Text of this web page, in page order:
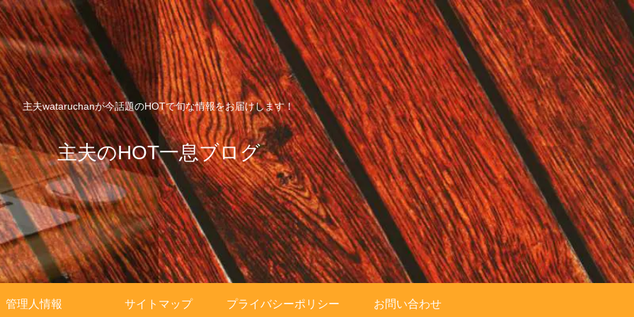
主夫wataruchanが今話題のHOTで旬な情報をお届けします！
主夫のHOT一息ブログ
管理人情報 サイトマップ プライバシーポリシー お問い合わせ